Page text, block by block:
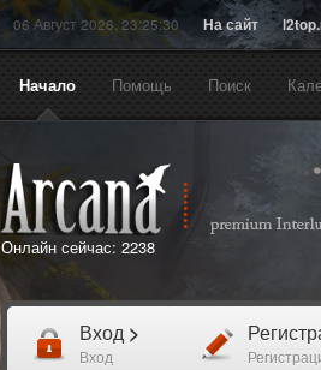
06 Август 2026, 23:25:30 На сайт
Начало Помощь Поиск
Онлайн сейчас: 2238
Вход >
Вход